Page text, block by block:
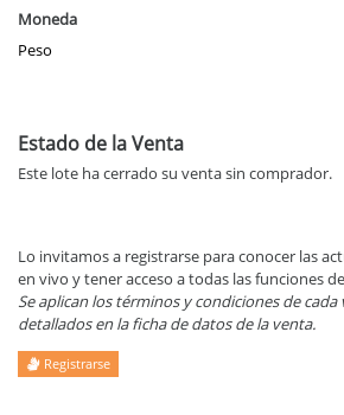
Moneda
Peso
Estado de la Venta
Este lote ha cerrado su venta sin comprador.
Lo invitamos a registrarse para conocer las
en vivo y tener acceso a todas las funciones
Se aplican los términos y condiciones de
detallados en la ficha de datos de la venta.
Registrarse